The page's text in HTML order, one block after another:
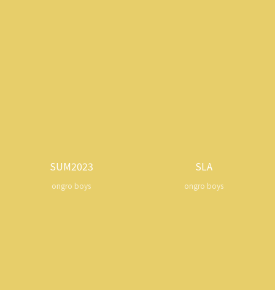
SUM2023
ongro boys
SLA
ongro boys